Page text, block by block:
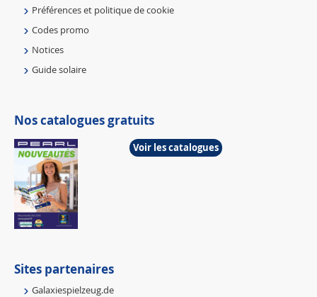
Préférences et politique de cookie
Codes promo
Notices
Guide solaire
Nos catalogues gratuits
Voir les catalogues
Sites partenaires
Galaxiespielzeug.de